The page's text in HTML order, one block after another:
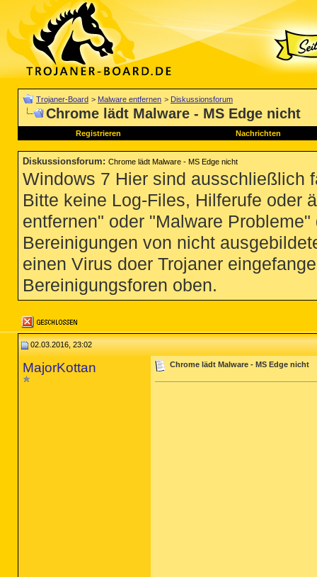
Trojaner-Board > Malware entfernen > Diskussionsforum
Chrome lädt Malware - MS Edge nicht
Registrieren Nachrichten
Diskussionsforum: Chrome lädt Malware - MS Edge nicht
Windows 7 Hier sind ausschließlich
Bitte keine Log-Files, Hilferufe oder
entfernen" oder "Malware
Bereinigungen von nicht
einen Virus doer Trojaner
Bereinigungsforen oben.
02.03.2016, 23:02
MajorKottan Chrome lädt Malware - MS Edge nicht